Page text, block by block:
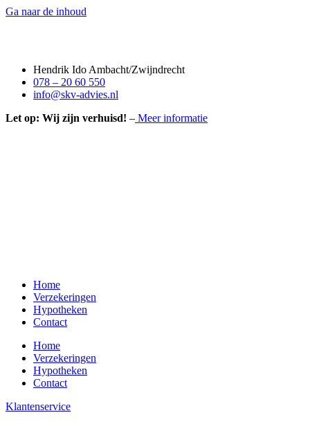
Ga naar de inhoud
Hendrik Ido Ambacht/Zwijndrecht
078 – 20 60 550
info@skv-advies.nl
Let op: Wij zijn verhuisd! – Meer informatie
Home
Verzekeringen
Hypotheken
Contact
Home
Verzekeringen
Hypotheken
Contact
Klantenservice